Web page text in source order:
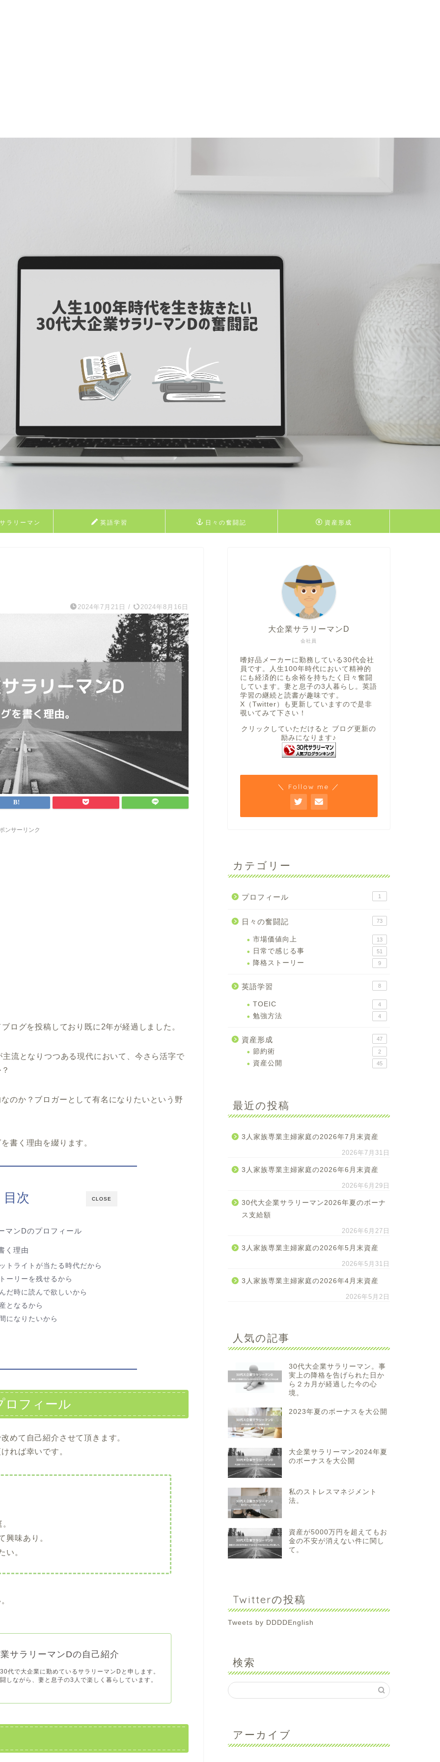
ラリーマン
ィール
英語学習 日々の奮闘記 資産形成
2024年7月21日 / 2024年8月16日
ンサーリンク
ログを投稿しており既に2年が経過しました。
流となりつつある現代において、今さら活字で
のか？ブロガーとして有名になりたいという野
書く理由を綴ります。
CLOSE
目次
マンDのプロフィール
く理由
トライトが当たる時代だから
ーリーを残せるから
だ時に読んで欲しいから
となるから
になりたいから
ロフィール
めて自己紹介させて頂きます。
れば幸いです。
興味あり。
い。
サラリーマンDの自己紹介
代で大企業に勤めているサラリーマンDと申します。
しながら、妻と息子の3人で楽しく暮らしています。
会社員
大企業サラリーマンD
嗜好品メーカーに勤務している30代会社
員です。人生100年時代において精神的
にも経済的にも余裕を持ちたく日々奮闘
しています。妻と息子の3人暮らし。英語
学習の継続と読書が趣味です。
X（Twitter）も更新していますので是非
覗いてみて下さい！
クリックしていただけると ブログ更新の
励みになります♪
＼ Follow me ／
カテゴリー
プロフィール 1
日々の奮闘記 73
市場価値向上 13
日常で感じる事 51
降格ストーリー 9
英語学習 8
TOEIC 4
勉強方法 4
資産形成 47
節約術 2
資産公開 45
最近の投稿
3人家族専業主婦家庭の2026年7月末資産
2026年7月31日
3人家族専業主婦家庭の2026年6月末資産
2026年6月29日
30代大企業サラリーマン2026年夏のボーナ
ス支給額
2026年6月27日
3人家族専業主婦家庭の2026年5月末資産
2026年5月31日
3人家族専業主婦家庭の2026年4月末資産
2026年5月2日
人気の記事
30代大企業サラリーマン。事
実上の降格を告げられた日か
ら２カ月が経過した今の心
境。
2023年夏のボーナスを大公開
大企業サラリーマン2024年夏
のボーナスを大公開
私のストレスマネジメント
法。
資産が5000万円を超えてもお
金の不安が消えない件に関し
て。
Twitterの投稿
Tweets by DDDDEnglish
検索
アーカイブ